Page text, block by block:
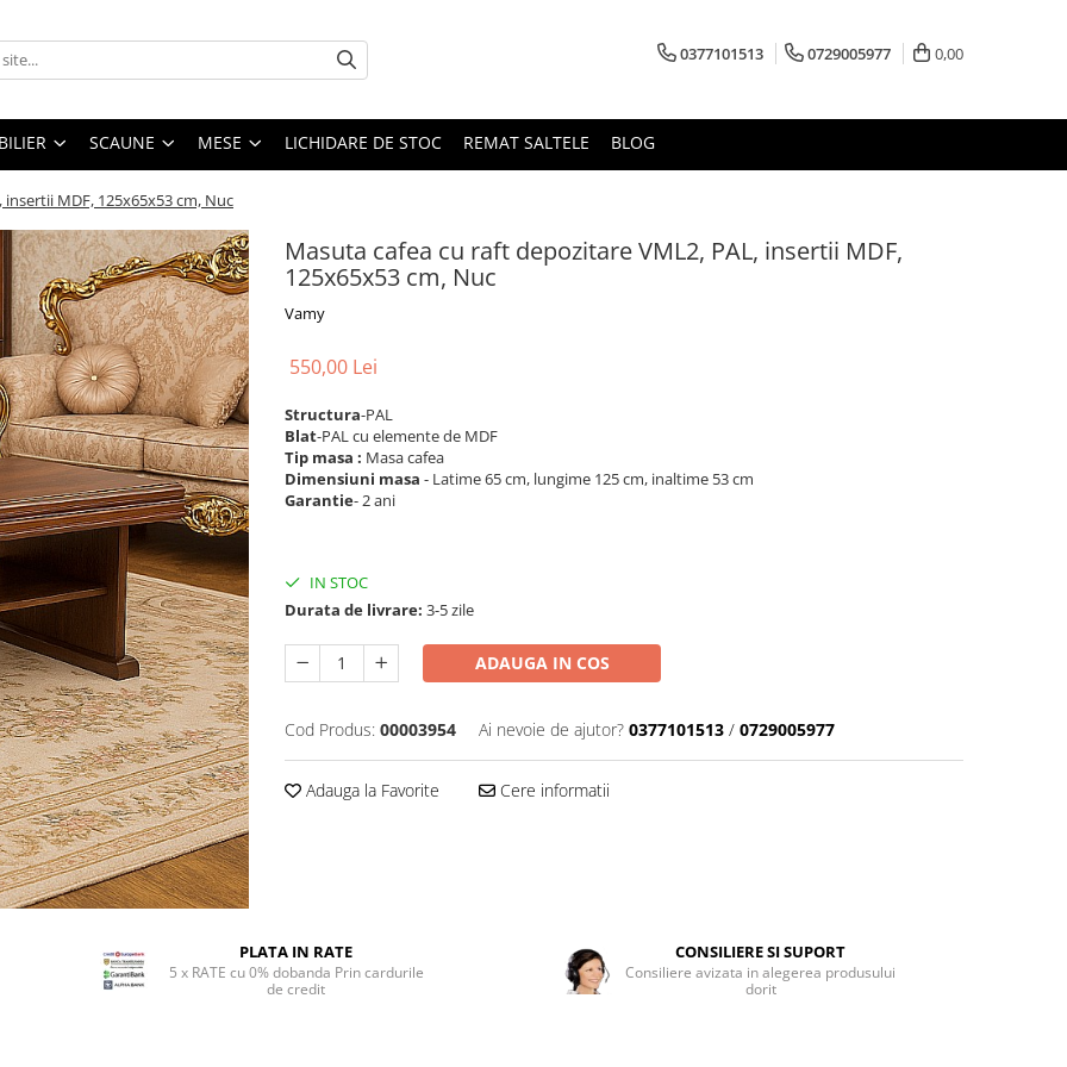
0377101513 0729005977 0,00
SCAUNE MESE LICHIDARE DE STOC REMAT SALTELE BLOG
MDF, 125x65x53 cm, Nuc
Masuta cafea cu raft depozitare VML2, PAL, insertii MDF,
125x65x53 cm, Nuc
Vamy
550,00 Lei
Structura-PAL
Blat-PAL cu elemente de MDF
Tip masa : Masa cafea
Dimensiuni masa - Latime 65 cm, lungime 125 cm, inaltime 53 cm
Garantie- 2 ani
IN STOC
Durata de livrare: 3-5 zile
ADAUGA IN COS
Cod Produs: 00003954 Ai nevoie de ajutor? 0377101513 / 0729005977
Adauga la Favorite Cere informatii
PLATA IN RATE
5 x RATE cu 0% dobanda Prin cardurile
de credit
CONSILIERE SI SUPORT
Consiliere avizata in alegerea produsului
dorit